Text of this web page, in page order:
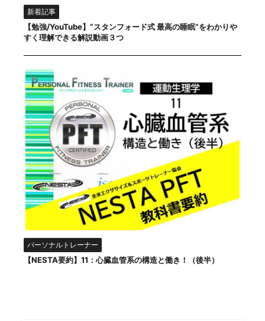
新着記事
【勉強/YouTube】”スタンフォード式 最高の睡眠”をわかりや
すく理解できる解説動画３つ
パーソナルトレーナー
【NESTA要約】11：心臓血管系の構造と働き！（後半）